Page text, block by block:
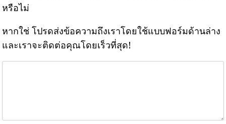
หรือไม่
หากใช่ โปรดส่งข้อความถึงเราโดยใช้แบบฟอร์มด้านล่าง
และเราจะติดต่อคุณโดยเร็วที่สุด!